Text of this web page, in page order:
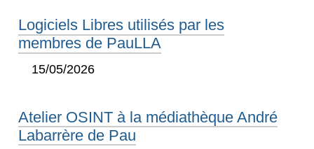
Logiciels Libres utilisés par les
membres de PauLLA
15/05/2026
Atelier OSINT à la médiathèque André
Labarrère de Pau